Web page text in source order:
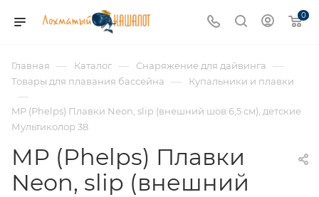
0
Главная — Каталог — Снаряжение для дайвинга —
Товары для плавания бассейна — Купальники и плавки
—
MP (Phelps) Плавки Neon, slip (внешний шов 6,5 см), детские
Мультиколор 38
MP (Phelps) Плавки
Neon, slip (внешний